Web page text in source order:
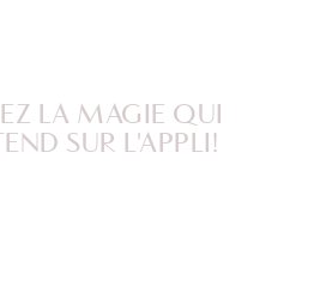
LA MAGIE QUI
SUR L'APPLI!